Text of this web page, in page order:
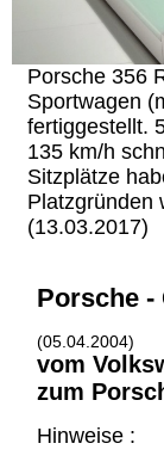
Porsche 356
Sportwagen
fertiggestellt.
135 km/h
Sitzplätze
Platzgründen
(13.03.2017)
Porsche -
(05.04.2004)
vom
zum
Hinweise :